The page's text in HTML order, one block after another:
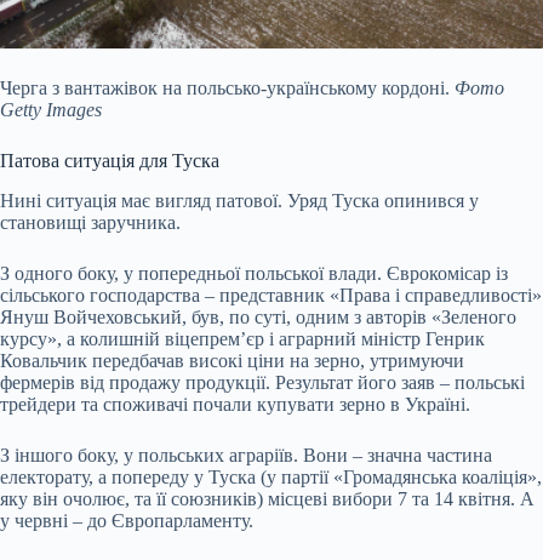
Черга з вантажівок на польсько-українському кордоні. Фото
Getty Images
Патова ситуація для Туска
Нині ситуація має вигляд патової. Уряд Туска опинився у
становищі заручника.
З одного боку, у попередньої польської влади. Єврокомісар із
сільського господарства – представник «Права і справедливості»
Януш Войчеховський, був, по суті, одним з авторів «Зеленого
курсу», а колишній віцепремʼєр і аграрний міністр Генрик
Ковальчик передбачав високі ціни на зерно, утримуючи
фермерів від продажу продукції. Результат його заяв – польські
трейдери та споживачі почали купувати зерно в Україні.
З іншого боку, у польських аграріїв. Вони – значна частина
електорату, а попереду у Туска (у партії «Громадянська коаліція»,
яку він очолює, та її союзників) місцеві вибори 7 та 14 квітня. А
у червні – до Європарламенту.